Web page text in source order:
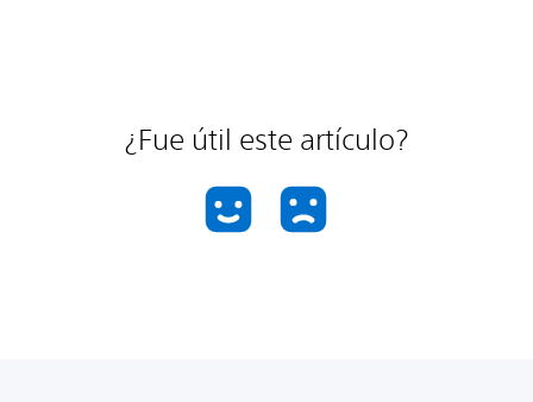
¿Fue útil este artículo?